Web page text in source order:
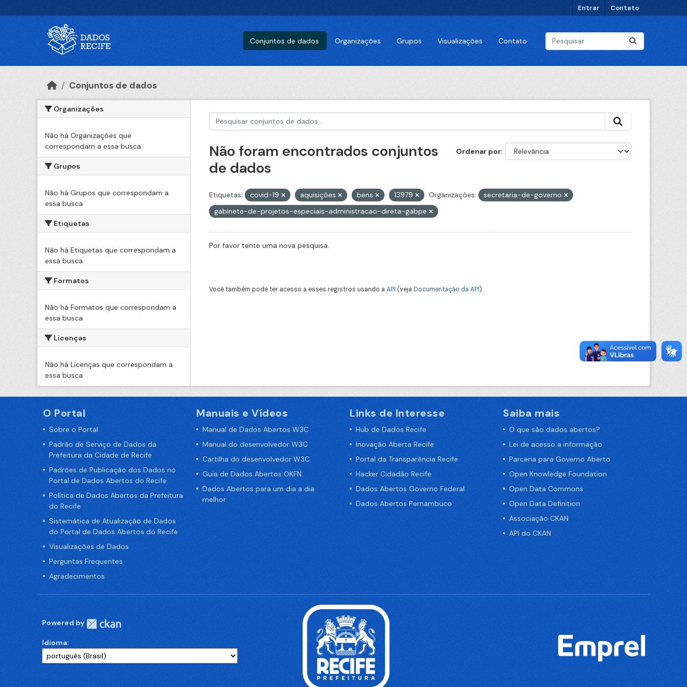
Entrar Contato
Conjuntos de dados Organizações Grupos Visualizações Contato
Conjuntos de dados
Organizações
Não há Organizações que
correspondam a essa busca
Grupos
Não há Grupos que correspondam a
essa busca
Etiquetas
Não há Etiquetas que correspondam a
essa busca
Formatos
Não há Formatos que correspondam a
essa busca
Licenças
Não há Licenças que correspondam a
essa busca
Ordenar por
Não foram encontrados conjuntos
de dados
Etiquetas: covid-19 aquisições bens 13979 Organizações:
secretaria-de-governo
gabinete-de-projetos-especiais-administracao-direta-gabpe
Por favor tente uma nova pesquisa.
Você também pode ter acesso a esses registros usando a API (veja Documentação da API).
O Portal
Sobre o Portal
Padrão de Serviço de Dados da
Prefeitura da Cidade de Recife
Padrões de Publicação dos Dados no
Portal de Dados Abertos do Recife
Política de Dados Abertos da Prefeitura
do Recife
Sistemática de Atualização de Dados
do Portal de Dados Abertos do Recife
Visualizações de Dados
Perguntas Frequentes
Agradecimentos
Manuais e Vídeos
Manual de Dados Abertos W3C
Manual do desenvolvedor W3C
Cartilha do desenvolvedor W3C
Guia de Dados Abertos OKFN
Dados Abertos para um dia a dia
melhor
Links de Interesse
Hub de Dados Recife
Inovação Aberta Recife
Portal da Transparência Recife
Hacker Cidadão Recife
Dados Abertos Governo Federal
Dados Abertos Pernambuco
Saiba mais
O que são dados abertos?
Lei de acesso a informação
Parceria para Governo Aberto
Open Knowledge Foundation
Open Data Commons
Open Data Definition
Associação CKAN
API do CKAN
Powered by
Idioma